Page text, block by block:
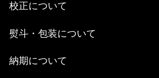
校正について
熨斗・包装について
納期について